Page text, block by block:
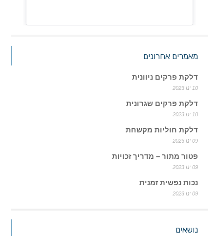
מאמרים אחרונים
דלקת פרקים ניוונית
10 ינו 2023
דלקת פרקים שגרונית
10 ינו 2023
דלקת חוליות מקשחת
09 ינו 2023
פטור מתור – מדריך זכויות
09 ינו 2023
נכות נפשית זמנית
09 ינו 2023
נושאים